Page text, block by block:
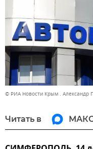
© РИА Новости Крым . Александр
Читать в